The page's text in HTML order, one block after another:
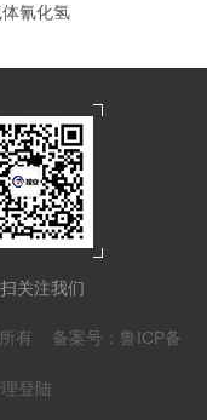
氰化氢
关注我们
所有 备案号：鲁ICP备
登陆